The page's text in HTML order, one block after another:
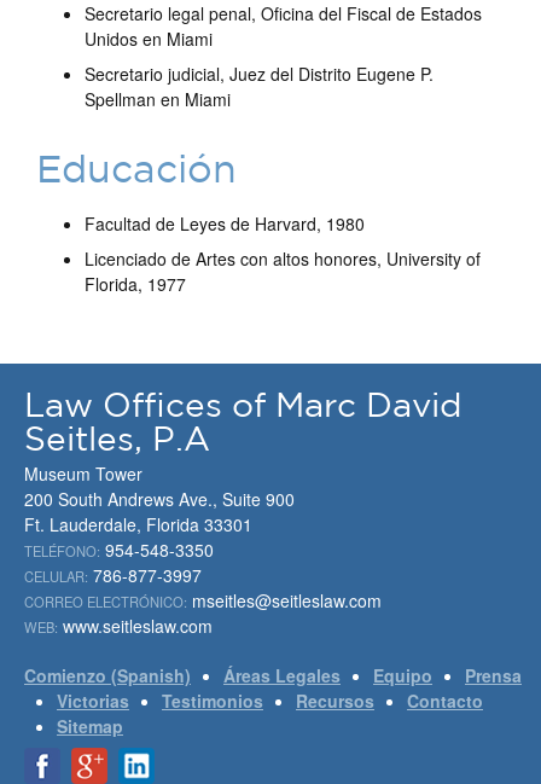
Secretario legal penal, Oficina del Fiscal de Estados
Unidos en Miami
Secretario judicial, Juez del Distrito Eugene P.
Spellman en Miami
Educación
Facultad de Leyes de Harvard, 1980
Licenciado de Artes con altos honores, University of
Florida, 1977
Law Offices of Marc David
Seitles, P.A
Museum Tower
200 South Andrews Ave., Suite 900
Ft. Lauderdale, Florida 33301
TELÉFONO: 954-548-3350
CELULAR: 786-877-3997
CORREO ELECTRÓNICO: mseitles@seitleslaw.com
WEB: www.seitleslaw.com
Comienzo (Spanish) Áreas Legales Equipo
Prensa
Victorias
Testimonios Recursos
Contacto
Sitemap